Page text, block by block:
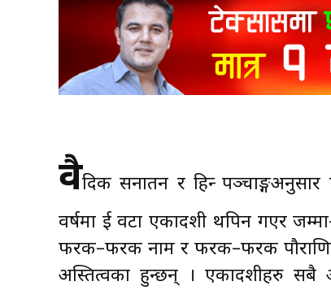
वैदिक सनातन र हिन्दु
वर्षमा दुई वटा एकादशी थपिन गएर
फरक–फरक नाम र फरक–फरक
अस्तित्वका हुन्छन् । एकादशीहरु सबै